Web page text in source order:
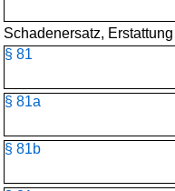
Schadenersatz, Erstattung
§ 81
§ 81a
§ 81b